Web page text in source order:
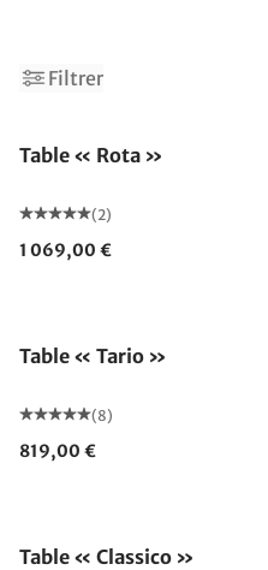
Filtrer
Table « Rota »
(2)
1 069,00 €
Table « Tario »
(8)
819,00 €
Table « Classico »
2